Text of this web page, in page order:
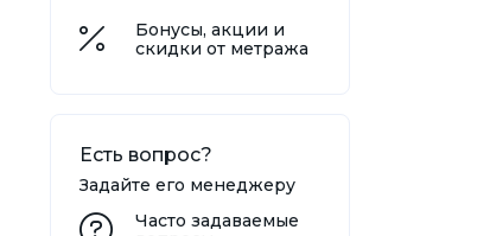
Бонусы, акции и
скидки от метража
Есть вопрос?
Задайте его менеджеру
Часто задаваемые